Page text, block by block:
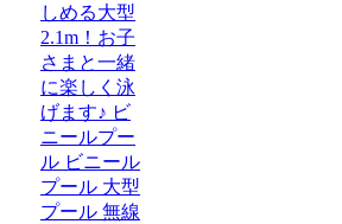
しめる大型
2.1m！お子
さまと一緒
に楽しく泳
げます♪ ビ
ニールプー
ル ビニール
プール 大型
プール 無線